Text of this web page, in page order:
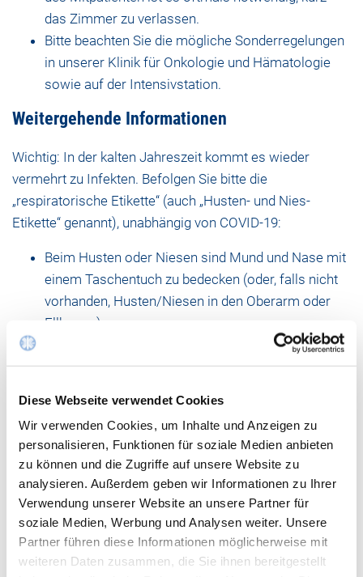
Diese Webseite verwendet Cookies
Wir verwenden Cookies, um Inhalte und Anzeigen zu
personalisieren, Funktionen für soziale Medien anbieten
zu können und die Zugriffe auf unsere Website zu
analysieren. Außerdem geben wir Informationen zu Ihrer
Verwendung unserer Website an unsere Partner für
soziale Medien, Werbung und Analysen weiter. Unsere
Partner führen diese Informationen möglicherweise mit
weiteren Daten zusammen, die Sie ihnen bereitgestellt
das Zimmer zu verlassen.
Bitte beachten Sie die mögliche Sonderregelungen
in unserer Klinik für Onkologie und Hämatologie
sowie auf der Intensivstation.
Weitergehende Informationen
Wichtig: In der kalten Jahreszeit kommt es wieder
vermehrt zu Infekten. Befolgen Sie bitte die
„respiratorische Etikette“ (auch „Husten- und Nies-
Etikette“ genannt), unabhängig von COVID-19:
Beim Husten oder Niesen sind Mund und Nase mit
einem Taschentuch zu bedecken (oder, falls nicht
vorhanden, Husten/Niesen in den Oberarm oder
Ellbogen).
Das Taschentuch ist nach Gebrauch im
nächstgelegenen Abfalleimer zu entsorgen.
Gegenständen/Materialien.
HYGIENE GEHT UNS ALLE AN - MACHEN SIE MIT!